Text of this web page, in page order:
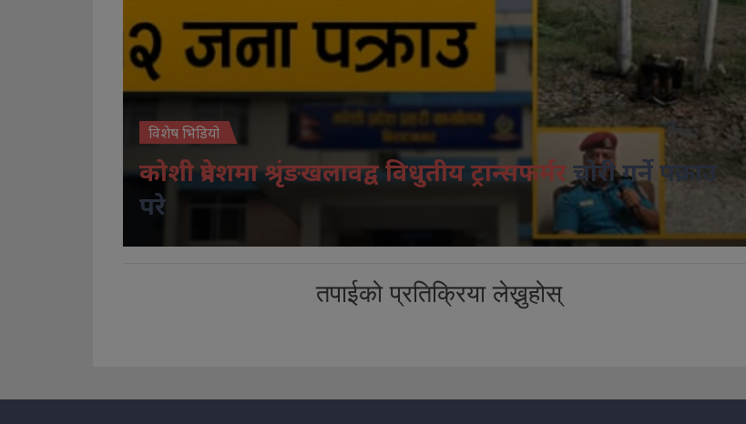
विशेष भिडियो
कोशी प्रदेशमा श्रृंङखलावद्व विधुतीय ट्रान्सफर्मरचोरी गर्ने पक्राउ
परे
तपाईको प्रतिक्रिया लेख्नुहोस्